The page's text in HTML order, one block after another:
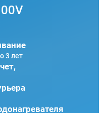
3 лет